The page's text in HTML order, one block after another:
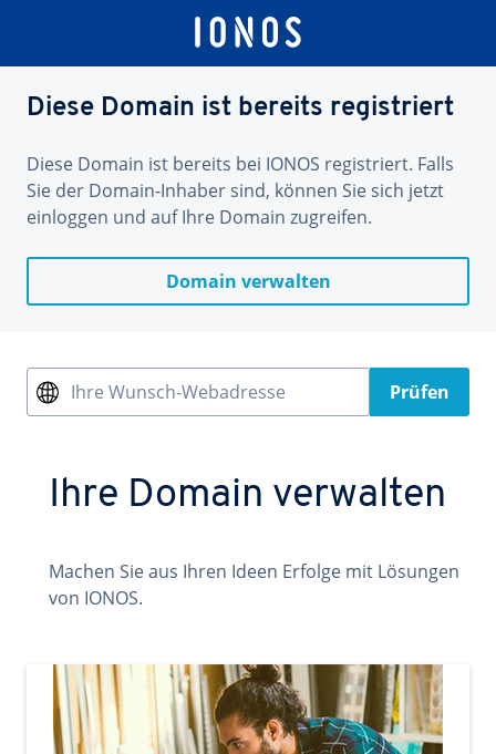
Diese Domain ist bereits registriert
Diese Domain ist bereits bei IONOS registriert. Falls
Sie der Domain-Inhaber sind, können Sie sich jetzt
einloggen und auf Ihre Domain zugreifen.
Domain verwalten
Ihre Wunsch-Webadresse Prüfen
Ihre Domain verwalten
Machen Sie aus Ihren Ideen Erfolge mit Lösungen
von IONOS.